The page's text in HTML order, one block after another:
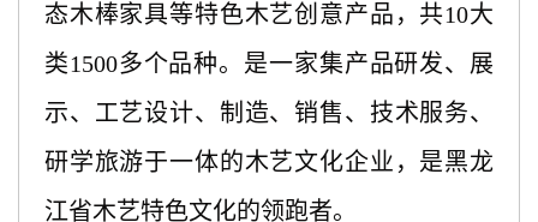
态木棒家具等特色木艺创意产品，共10大
类1500多个品种。是一家集产品研发、展
示、工艺设计、制造、销售、技术服务、
研学旅游于一体的木艺文化企业，是黑龙
江省木艺特色文化的领跑者。